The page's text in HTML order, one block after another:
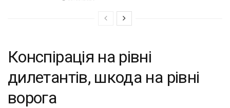
Конспірація на рівні
дилетантів, шкода на рівні
ворога